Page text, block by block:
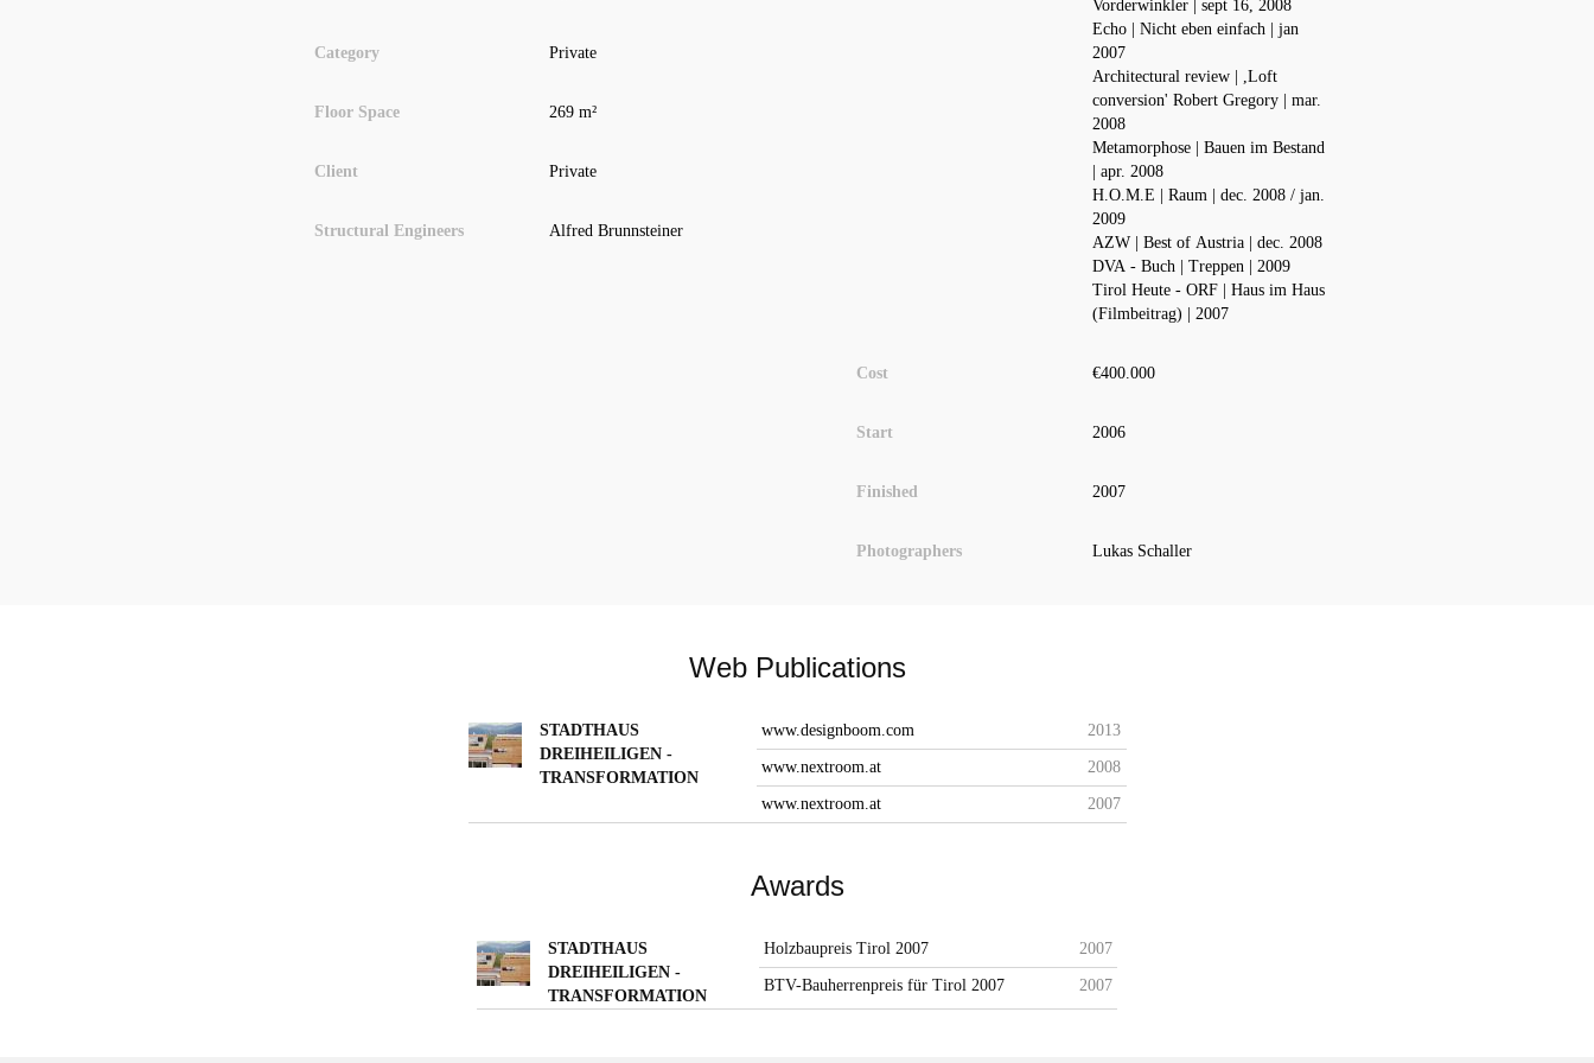
Category Private
Floor Space 269 m²
Client Private
Structural Engineers Alfred Brunnsteiner
Vorderwinkler | sept 16, 2008
Echo | Nicht eben einfach | jan
2007
Architectural review | ,Loft
conversion' Robert Gregory | mar.
2008
Metamorphose | Bauen im Bestand
| apr. 2008
H.O.M.E | Raum | dec. 2008 / jan.
2009
AZW | Best of Austria | dec. 2008
DVA - Buch | Treppen | 2009
Tirol Heute - ORF | Haus im Haus
(Filmbeitrag) | 2007
Cost €400.000
Start 2006
Finished 2007
Photographers Lukas Schaller
Web Publications
STADTHAUS
DREIHEILIGEN -
TRANSFORMATION
www.designboom.com 2013
www.nextroom.at 2008
www.nextroom.at 2007
Awards
STADTHAUS
DREIHEILIGEN -
TRANSFORMATION
Holzbaupreis Tirol 2007 2007
BTV-Bauherrenpreis für Tirol 2007 2007